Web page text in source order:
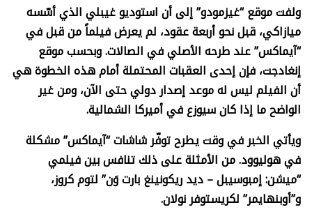
ولفت موقع “غيزمودو” إلى أن استوديو غيبلي الذي أسّسه
ميازاكي، قبل نحو أربعة عقود، لم يعرض فيلماً من قبل في
“آيماكس” عند طرحه الأصلي في الصالات. وبحسب موقع
إنغادجت، فإن إحدى العقبات المحتملة أمام هذه الخطوة هي
أن الفيلم ليس له موعد إصدار دولي حتى الآن، ومن غير
الواضح ما إذا كان سيوزع في أميركا الشمالية.
ويأتي الخبر في وقت يطرح توفّر شاشات “آيماكس” مشكلة
في هوليوود. من الأمثلة على ذلك تنافس بين فيلمي
“ميشن: إمبوسيبل – ديد ريكونينغ بارت وَن” لتوم كروز،
و”أوبنهايمر” لكريستوفر نولان.